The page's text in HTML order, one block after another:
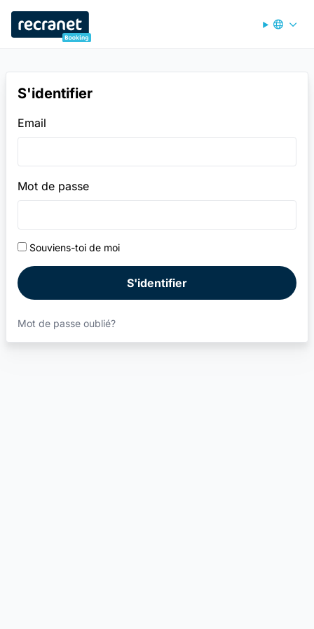
Recranet Booking
S'identifier
Email
Mot de passe
Souviens-toi de moi
S'identifier
Mot de passe oublié?